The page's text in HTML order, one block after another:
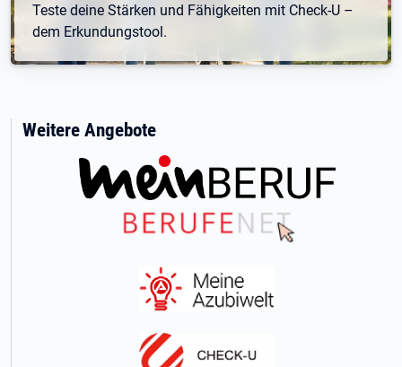
Teste deine Stärken und Fähigkeiten mit Check-U –
dem Erkundungstool.
Weitere Angebote